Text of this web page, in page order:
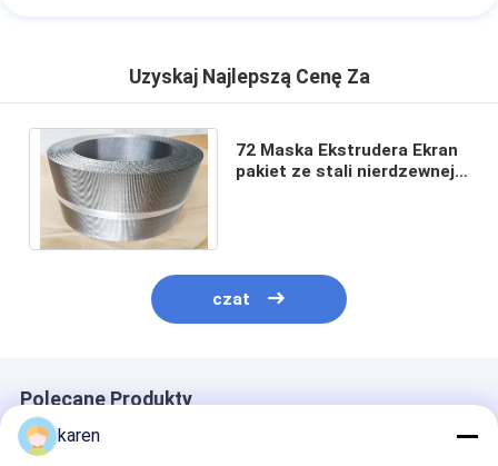
Uzyskaj Najlepszą Cenę Za
72 Maska Ekstrudera Ekran
pakiet ze stali nierdzewnej
czat
Polecane Produkty
karen